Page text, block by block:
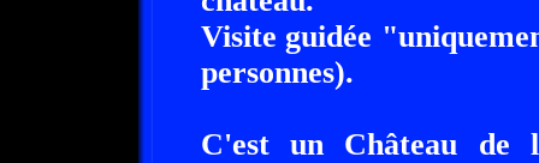
Visite guidée
personnes).
C'est un Château de